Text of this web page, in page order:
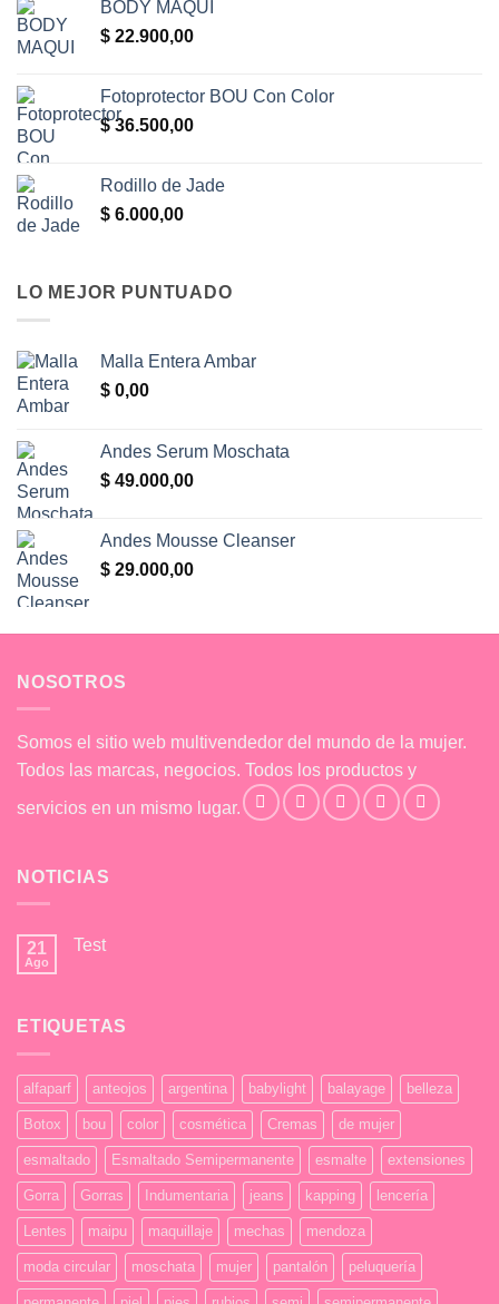
BODY MAQUI
$ 22.900,00
Fotoprotector BOU Con Color
$36.500,00
Rodillo de Jade
$ 6.000,00
LO MEJOR PUNTUADO
Malla Entera Ambar
$ 0,00
Andes Serum Moschata
$ 49.000,00
Andes Mousse Cleanser
$ 29.000,00
NOSOTROS
Somos el sitio web multivendedor del mundo de la mujer.
Todos las marcas, negocios. Todos los productos y
servicios en un mismo lugar.
NOTICIAS
21
Ago
Test
Test
ETIQUETAS
alfaparf anteojos argentina babylight balayage belleza
Botox bou color cosmética Cremas de mujer
esmaltado Esmaltado Semipermanente esmalte extensiones
Gorra Gorras Indumentaria jeans kapping lencería
Lentes maipu maquillaje mechas mendoza
moda circular moschata mujer pantalón peluquería